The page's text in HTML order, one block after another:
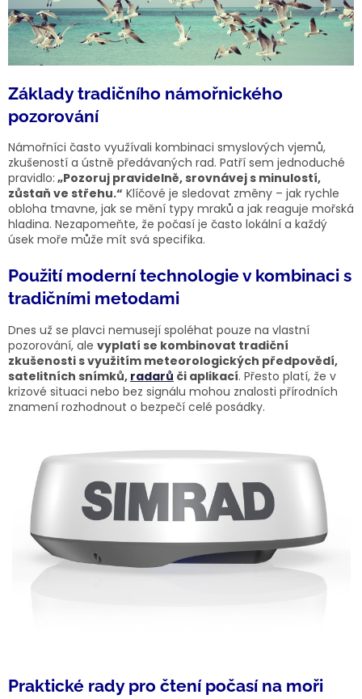
Základy tradičního námořnického
pozorování
Námořníci často využívali kombinaci smyslových vjemů,
zkušeností a ústně předávaných rad. Patří sem jednoduché
pravidlo: „Pozoruj pravidelně, srovnávej s minulostí,
zůstaň ve střehu.“ Klíčové je sledovat změny – jak rychle
obloha tmavne, jak se mění typy mraků a jak reaguje mořská
hladina. Nezapomeňte, že počasí je často lokální a každý
úsek moře může mít svá specifika.
Použití moderní technologie v kombinaci s
tradičními metodami
Dnes už se plavci nemusejí spoléhat pouze na vlastní
pozorování, ale vyplatí se kombinovat tradiční
zkušenosti s využitím meteorologických předpovědí,
satelitních snímků, radarů či aplikací. Přesto platí, že v
krizové situaci nebo bez signálu mohou znalosti přírodních
znamení rozhodnout o bezpečí celé posádky.
Praktické rady pro čtení počasí na moři